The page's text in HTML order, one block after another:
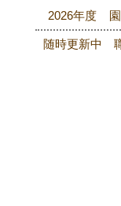
2026年度 園
随時更新中